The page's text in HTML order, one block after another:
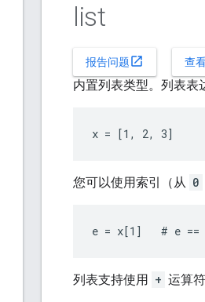
list
报告问题open_in_new 查
内置列表类型。列表表
x = [1, 2, 3]
您可以使用索引（从 0
e = x[1]   # e ==
列表支持使用 + 运算